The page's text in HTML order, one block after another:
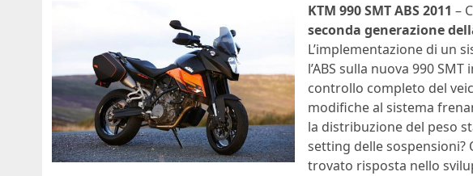
KTM 990 SMT ABS 2011 –
seconda generazione
L’implementazione di un
l’ABS sulla nuova 990
controllo completo del
modifiche al sistema
la distribuzione del peso
setting delle sospensioni?
trovato risposta nello